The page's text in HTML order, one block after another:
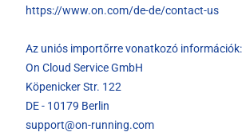
https://www.on.com/de-de/contact-us
Az uniós importőrre vonatkozó információk:
On Cloud Service GmbH
Köpenicker Str. 122
DE - 10179 Berlin
support@on-running.com